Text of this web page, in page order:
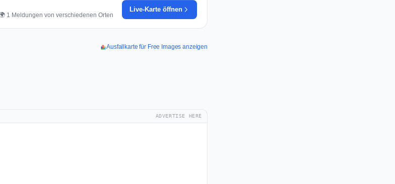
1 Meldungen von verschiedenen Orten
Live-Karte öffnen
Ausfallkarte für Free Images anzeigen
ADVERTISE HERE